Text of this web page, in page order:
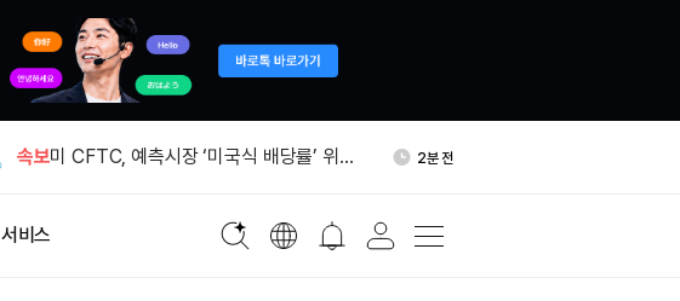
속보
미 7월 뉴욕 연은 1년 기대 인플레 3.63%
미 CFTC, 예측시장 ‘미국식 배당률’ 위험
2분 전
서비스